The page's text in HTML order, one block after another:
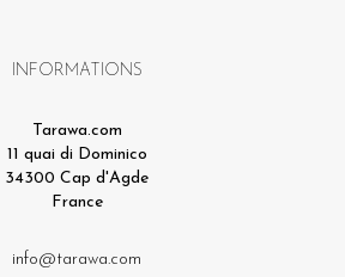
INFORMATIONS
Tarawa.com
11 quai di Dominico
34300 Cap d'Agde
France
info@tarawa.com